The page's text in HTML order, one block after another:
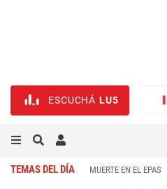
ESCUCHÁ LU5
TEMAS DEL DÍA MUERTE EN EL EPAS